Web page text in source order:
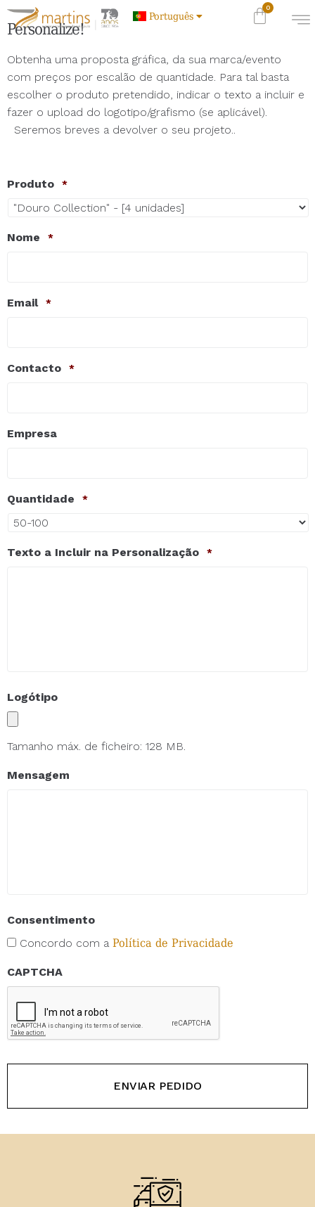
Português
Personalize!
Obtenha uma proposta gráfica, da sua marca/evento
com preços por escalão de quantidade. Para tal basta
escolher o produto pretendido, indicar o texto a incluir e
fazer o upload do logotipo/grafismo (se aplicável).
Seremos breves a devolver o seu projeto..
Produto *
Nome *
Email *
Contacto *
Empresa
Quantidade *
Texto a Incluir na Personalização *
Logótipo
Tamanho máx. de ficheiro: 128 MB.
Mensagem
Consentimento
Concordo com a Política de Privacidade
CAPTCHA